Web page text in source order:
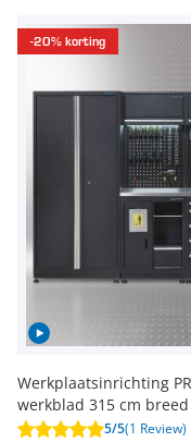
-20% korting
Werkplaatsinrichting
werkblad 315 cm breed
5/5(1 Review)